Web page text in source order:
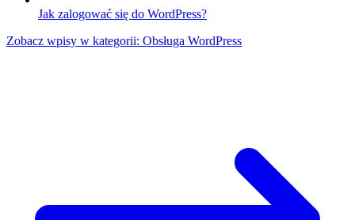
Jak zalogować się do WordPress?
Zobacz wpisy w kategorii: Obsługa WordPress